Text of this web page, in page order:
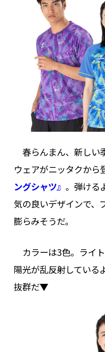
春らんまん、新しい
ウェアがニッタクから
ングシャツ』 。弾ける
気の良いデザインで、
膨らみそうだ。
カラーは3色。ライ
陽光が乱反射している
抜群だ▼